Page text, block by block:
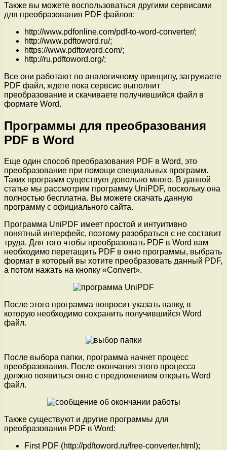
Также вы можете воспользоваться другими сервисами
для преобразования PDF файлов:
http://www.pdfonline.com/pdf-to-word-converter/;
http://www.pdftoword.ru/;
https://www.pdftoword.com/;
http://ru.pdftoword.org/;
Все они работают по аналогичному принципу, загружаете
PDF файл, ждете пока сервсис выполнит
преобразование и скачиваете получившийся файл в
формате Word.
Программы для преобразования
PDF в Word
Еще один способ преобразования PDF в Word, это
преобразование при помощи специальных программ.
Таких программ существует довольно много. В данной
статье мы рассмотрим программу UniPDF, поскольку она
полностью бесплатна. Вы можете скачать данную
программу с официального сайта.
Программа UniPDF имеет простой и интуитивно
понятный интерфейс, поэтому разобраться с не составит
труда. Для того чтобы преобразовать PDF в Word вам
необходимо перетащить PDF в окно программы, выбрать
формат в который вы хотите преобразовать данный PDF,
а потом нажать на кнопку «Convert».
После этого программа попросит указать папку, в
которую необходимо сохранить получившийся Word
файл.
После выбора папки, программа начнет процесс
преобразования. После окончания этого процесса
должно появиться окно с предложением открыть Word
файл.
Также существуют и другие программы для
преобразования PDF в Word:
First PDF (http://pdftoword.ru/free-converter.html);